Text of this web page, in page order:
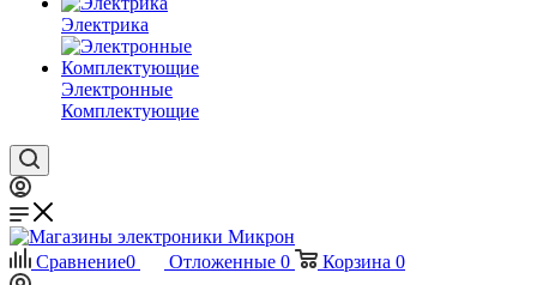
Электрика
Электронные
Комплектующие
Сравнение0 Отложенные 0 Корзина 0